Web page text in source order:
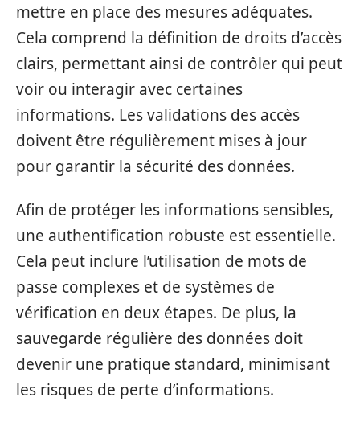
mettre en place des mesures adéquates.
Cela comprend la définition de droits d’accès
clairs, permettant ainsi de contrôler qui peut
voir ou interagir avec certaines
informations. Les validations des accès
doivent être régulièrement mises à jour
pour garantir la sécurité des données.
Afin de protéger les informations sensibles,
une authentification robuste est essentielle.
Cela peut inclure l’utilisation de mots de
passe complexes et de systèmes de
vérification en deux étapes. De plus, la
sauvegarde régulière des données doit
devenir une pratique standard, minimisant
les risques de perte d’informations.